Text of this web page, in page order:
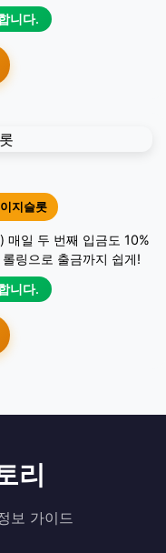
스 지급 매 충전 보너스:
한 재충전 보너스: 재충
지급
니다.
일 두 번째 입금도 10%